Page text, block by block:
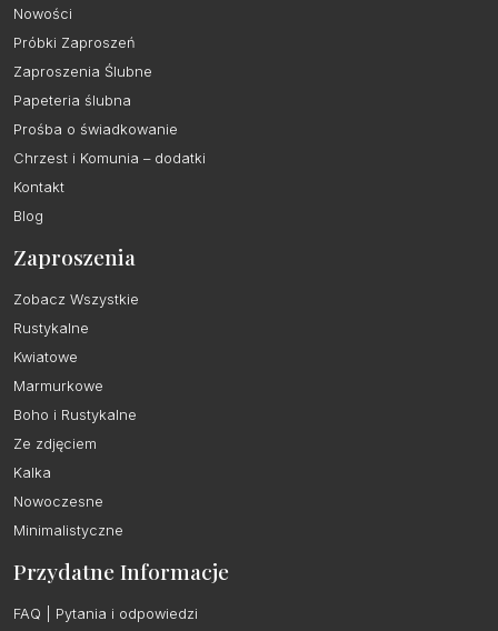
Nowości
Próbki Zaproszeń
Zaproszenia Ślubne
Papeteria ślubna
Prośba o świadkowanie
Chrzest i Komunia – dodatki
Kontakt
Blog
Zaproszenia
Zobacz Wszystkie
Rustykalne
Kwiatowe
Marmurkowe
Boho i Rustykalne
Ze zdjęciem
Kalka
Nowoczesne
Minimalistyczne
Przydatne Informacje
FAQ | Pytania i odpowiedzi